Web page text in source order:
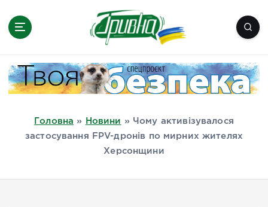
Миколаїв, Одеса, Мелітополь
Головна » Новини » Чому активізувалося
застосування FPV-дронів по мирних жителях
Херсонщини